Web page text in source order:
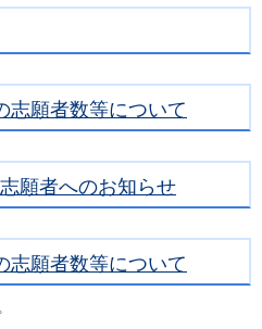
志願者数等について
願者へのお知らせ
志願者数等について